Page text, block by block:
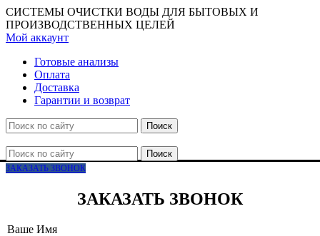
СИСТЕМЫ ОЧИСТКИ ВОДЫ ДЛЯ БЫТОВЫХ И
ПРОИЗВОДСТВЕННЫХ ЦЕЛЕЙ
Мой аккаунт
Готовые анализы
Оплата
Доставка
Гарантии и возврат
Поиск
Поиск
ЗАКАЗАТЬ ЗВОНОК
ЗАКАЗАТЬ ЗВОНОК
Ваше Имя